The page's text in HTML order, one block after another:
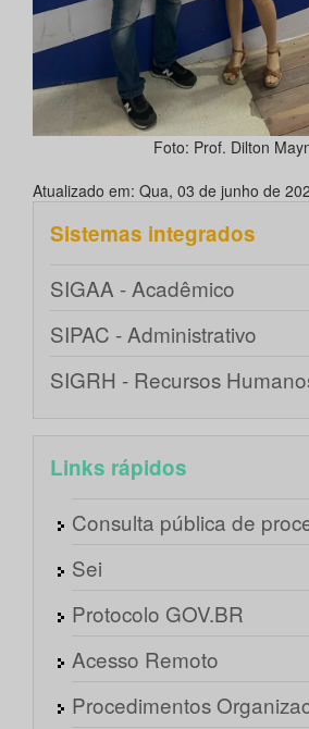
Foto: Prof. Dilton
Atualizado em: Qua, 03 de junho de
Sistemas integrados
SIGAA - Acadêmico
SIPAC - Administrativo
SIGRH - Recursos
Links rápidos
Consulta pública de
Sei
Protocolo GOV.BR
Acesso Remoto
Procedimentos